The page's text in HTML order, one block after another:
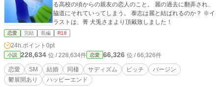
る高校の頃からの親友の恋人のこと。 麗の過去に翻弄され、
脇道にそれていってしまう。 泰志は麗と結ばれるのか？ ※イ
ラストは、菁 犬兎さまより頂戴致しました！
恋愛 完結 長編 R18
24h.ポイント 0pt
小説 228,634 位 / 228,634件 恋愛 66,326 位 / 66,326件
恋愛 SM 結婚 同棲 サディズム ビッチ
バージン
鬱展開あり
ハッピーエンド